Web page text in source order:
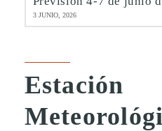
3 JUNIO, 2026
Estación